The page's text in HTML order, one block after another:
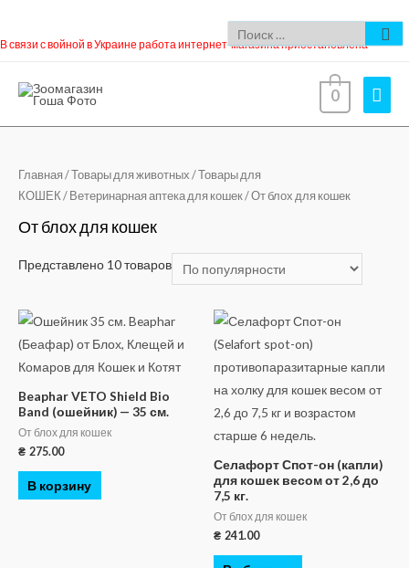
В связи с войной в Украине работа интернет-магазина приостановлена
0
Главная /Товары для животных /Товары для
КОШЕК / Ветеринарная аптека для кошек/ От блох для кошек
От блох для кошек
Представлено 10 товаров
Beaphar VETO Shield Bio
Band (ошейник) — 35 см.
От блох для кошек
₴ 275.00
В корзину
Селафорт Спот-он (капли)
для кошек весом от 2,6 до
7,5 кг.
От блох для кошек
₴ 241.00